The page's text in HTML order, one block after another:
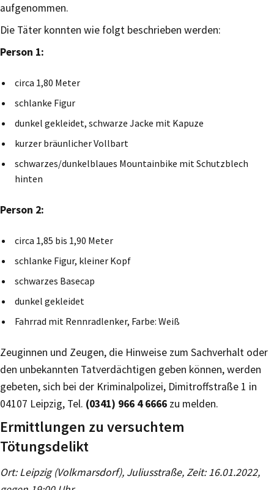
aufgenommen.
Die Täter konnten wie folgt beschrieben werden:
Person 1:
circa 1,80 Meter
schlanke Figur
dunkel gekleidet, schwarze Jacke mit Kapuze
kurzer bräunlicher Vollbart
schwarzes/dunkelblaues Mountainbike mit Schutzblech
hinten
Person 2:
circa 1,85 bis 1,90 Meter
schlanke Figur, kleiner Kopf
schwarzes Basecap
dunkel gekleidet
Fahrrad mit Rennradlenker, Farbe: Weiß
Zeuginnen und Zeugen, die Hinweise zum Sachverhalt oder
den unbekannten Tatverdächtigen geben können, werden
gebeten, sich bei der Kriminalpolizei, Dimitroffstraße 1 in
04107 Leipzig, Tel. (0341) 966 4 6666 zu melden.
Ermittlungen zu versuchtem
Tötungsdelikt
Ort: Leipzig (Volkmarsdorf), Juliusstraße, Zeit: 16.01.2022,